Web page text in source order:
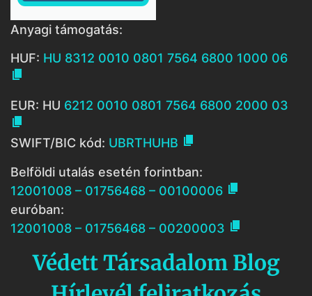
Anyagi támogatás:
HUF: HU 8312 0010 0801 7564 6800 1000 06

EUR: HU 6212 0010 0801 7564 6800 2000 03

SWIFT/BIC kód: UBRTHUHB 
Belföldi utalás esetén forintban:
12001008 – 01756468 – 00100006 
euróban:
12001008 – 01756468 – 00200003 
Védett Társadalom Blog